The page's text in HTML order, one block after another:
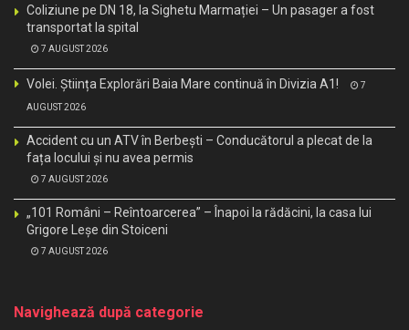
Coliziune pe DN 18, la Sighetu Marmației – Un pasager a fost
transportat la spital
7 AUGUST 2026
Volei. Știința Explorări Baia Mare continuă în Divizia A1! 7
AUGUST 2026
Accident cu un ATV în Berbești – Conducătorul a plecat de la
fața locului și nu avea permis
7 AUGUST 2026
„101 Români – Reîntoarcerea” – Înapoi la rădăcini, la casa lui
Grigore Leșe din Stoiceni
7 AUGUST 2026
Navighează după categorie